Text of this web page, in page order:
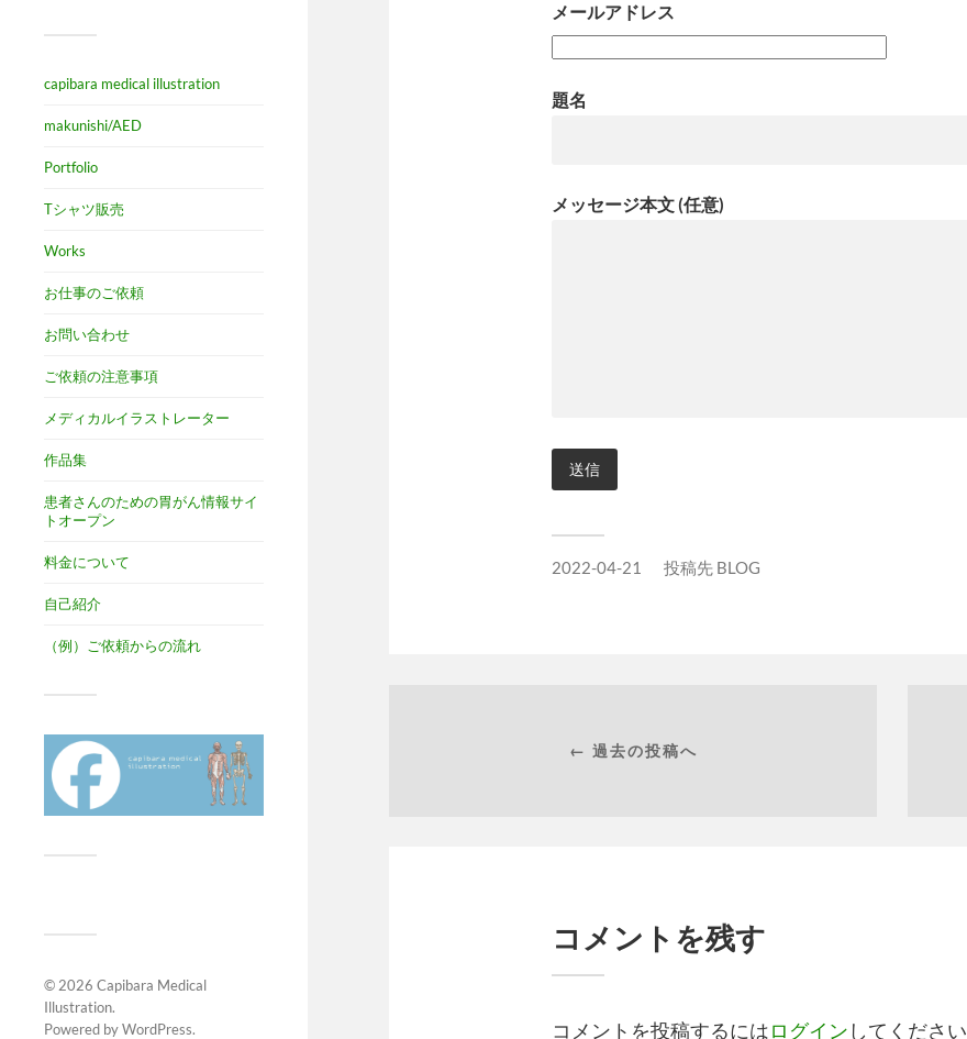
capibara medical illustration
makunishi/AED
Portfolio
Tシャツ販売
Works
お仕事のご依頼
お問い合わせ
ご依頼の注意事項
メディカルイラストレーター
作品集
患者さんのための胃がん情報サイ
トオープン
料金について
自己紹介
（例）ご依頼からの流れ
© 2026 Capibara Medical
Illustration.
Powered byWordPress.
メールアドレス
題名
メッセージ本文 (任意)
2022-04-21 投稿先 BLOG
← 過去の投稿へ
コメントを残す
コメントを投稿するにはログイン してください